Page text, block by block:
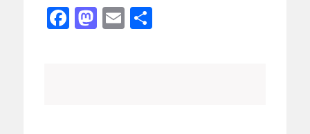
Facebook
Mastodon
EmailCompartir